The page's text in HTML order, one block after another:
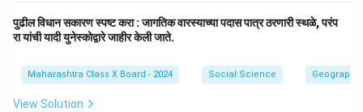
पुढील विधान सकारण स्पष्ट करा : जागतिक वारस्याच्या पदास पात्र ठरणारी स्थळे, परंप
रा यांची यादी युनेस्कोद्वारे जाहीर केली जाते.
Maharashtra Class X Board - 2024 Social Science Geography
View Solution